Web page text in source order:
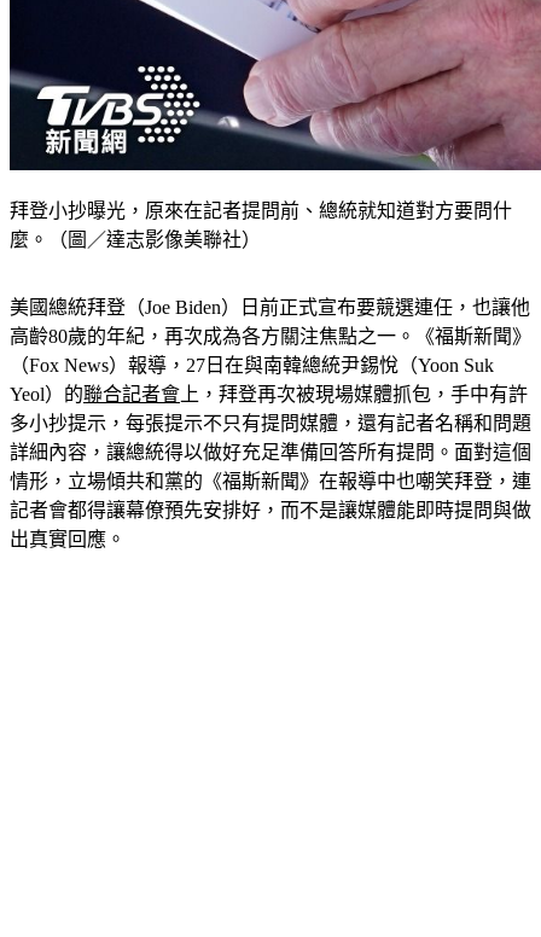
麼。（圖／達志影像美聯社）
高齡80歲的年紀，再次成為各方關注焦點之一。《福斯新聞》
（Fox News）報導，27日在與南韓總統尹錫悅（Yoon Suk
Yeol）的聯合記者會 上，拜登再次被現場媒體抓包，手中有許
多小抄提示，每張提示不只有提問媒體，還有記者名稱和問題
詳細內容，讓總統得以做好充足準備回答所有提問。面對這個
情形，立場傾共和黨的《福斯新聞》在報導中也嘲笑拜登，連
記者會都得讓幕僚預先安排好，而不是讓媒體能即時提問與做
出真實回應。